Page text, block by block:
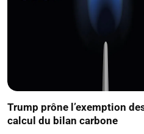
Trump prône l’exemption
calcul du bilan carbone